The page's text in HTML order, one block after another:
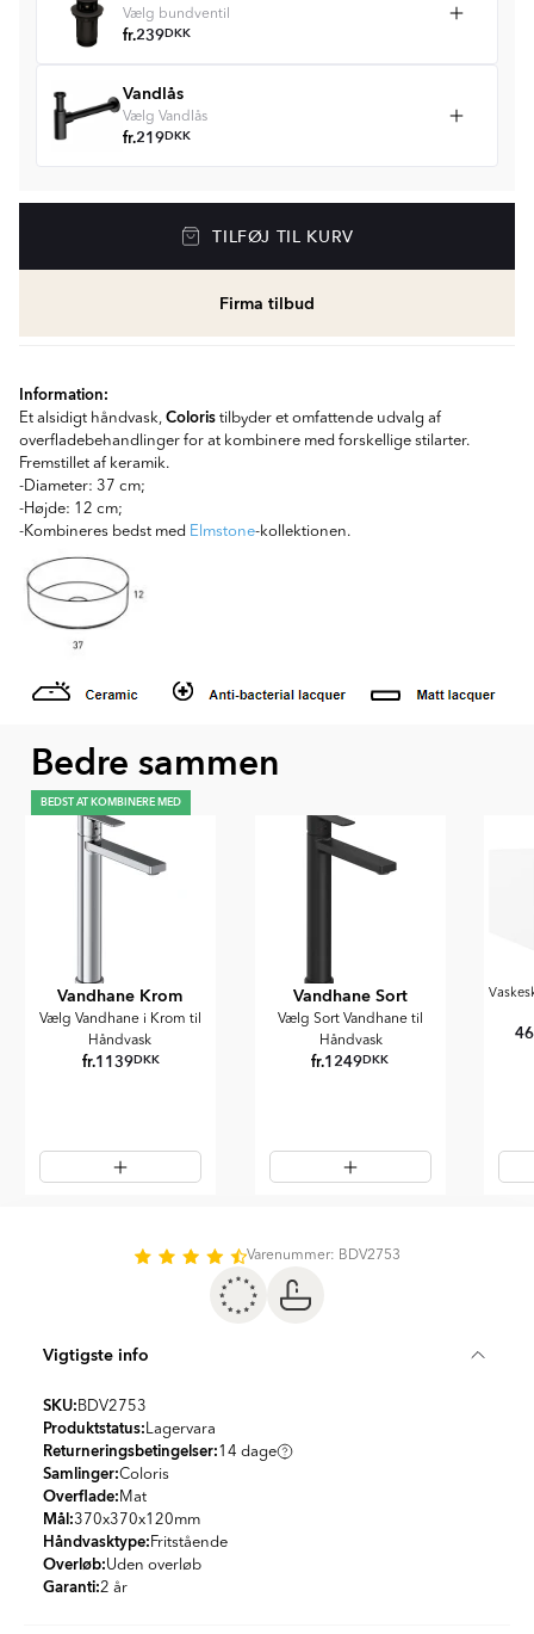
Vælg bundventil
fr.239DKK
Vandlås
Vælg Vandlås
fr.219DKK
TILFØJ TIL KURV
Firma tilbud
Information:
Et alsidigt håndvask, Coloris tilbyder et omfattende udvalg af
overfladebehandlinger for at kombinere med forskellige stilarter.
Fremstillet af keramik.
-Diameter: 37 cm;
-Højde: 12 cm;
-Kombineres bedst med Elmstone-kollektionen.
Bedre sammen
BEDST AT KOMBINERE MED
Vandhane Krom
Vælg Vandhane i Krom til
Håndvask
fr.1139DKK
Vandhane Sort
Vælg Sort Vandhane til
Håndvask
fr.1249DKK
Varenummer: BDV2753
Vigtigste info
SKU: BDV2753
Produktstatus: Lagervara
Returneringsbetingelser:14 dage
Samlinger:Coloris
Overflade: Mat
Mål:370x370x120mm
Håndvasktype: Fritstående
Overløb:Uden overløb
Garanti:2 år